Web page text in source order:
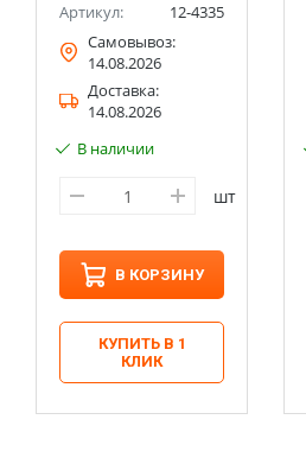
Артикул:
12-4335
Самовывоз:
14.08.2026
Доставка:
14.08.2026
В наличии
шт
В КОРЗИНУ
КУПИТЬ В 1
КЛИК